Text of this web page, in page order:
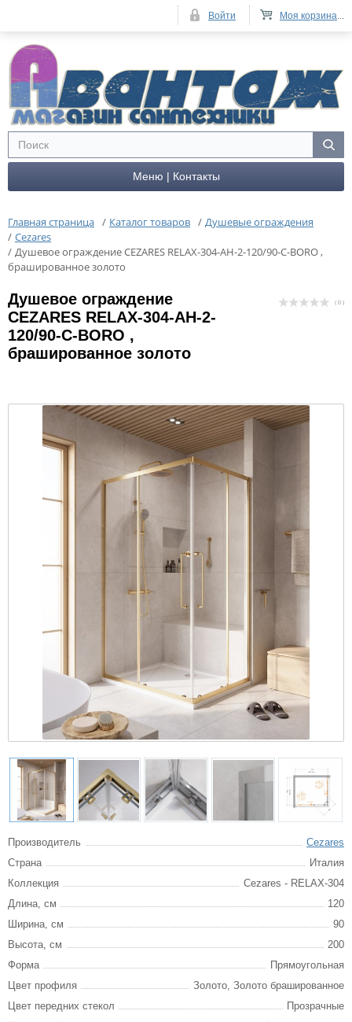
Меню | Контакты
Главная страница / Каталог товаров / Душевые ограждения
/ Cezares
/ Душевое ограждение CEZARES RELAX-304-AH-2-120/90-C-BORO ,
брашированное золото
Душевое ограждение
CEZARES RELAX-304-AH-2-
120/90-C-BORO ,
брашированное золото
( 0 )
Производитель
Cezares
Страна
Италия
Коллекция
Cezares - RELAX-304
Длина, см
120
Ширина, см
90
Высота, см
200
Форма
Прямоугольная
Цвет профиля
Золото, Золото брашированное
Цвет передних стекол
Прозрачные
Моя корзина...
Войти